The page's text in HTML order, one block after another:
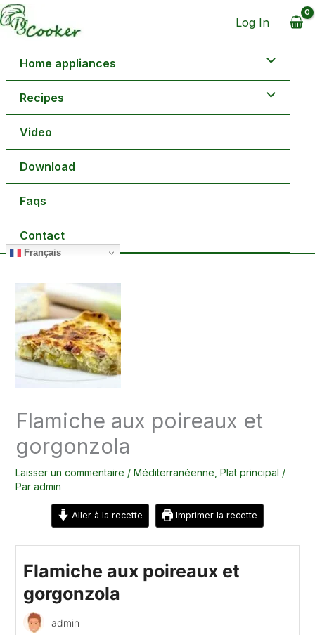
au
contenu
Log In
Home appliances
Recipes
Video
Download
Faqs
Contact
Français
Flamiche aux poireaux et
gorgonzola
Laisser un commentaire / Méditerranéenne Plat principal /
Par admin
Aller à la recette Imprimer la recette
Flamiche aux poireaux et
gorgonzola
admin